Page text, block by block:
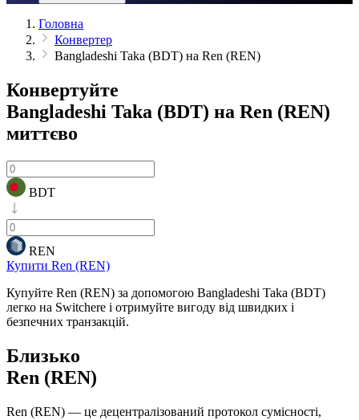
Головна
Конвертер
Bangladeshi Taka (BDT) на Ren (REN)
Конвертуйте
Bangladeshi Taka (BDT) на Ren (REN)
миттєво
BDT
REN
Купити Ren (REN)
Купуйте Ren (REN) за допомогою Bangladeshi Taka (BDT)
легко на Switchere і отримуйте вигоду від швидких і
безпечних транзакцій.
Близько
Ren (REN)
Ren (REN) — це децентралізований протокол сумісності,